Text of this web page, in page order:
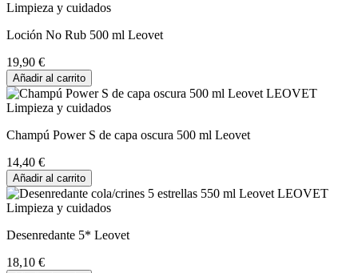
Limpieza y cuidados
Loción No Rub 500 ml Leovet
19,90 €
Añadir al carrito
Limpieza y cuidados
Champú Power S de capa oscura 500 ml Leovet
14,40 €
Añadir al carrito
Limpieza y cuidados
Desenredante 5* Leovet
18,10 €